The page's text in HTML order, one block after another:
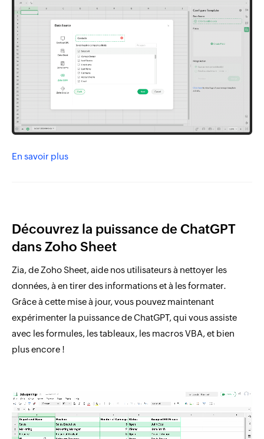
En savoir plus
Découvrez la puissance de ChatGPT
dans Zoho Sheet
Zia, de Zoho Sheet, aide nos utilisateurs à nettoyer les
données, à en tirer des informations et à les formater.
Grâce à cette mise à jour, vous pouvez maintenant
expérimenter la puissance de ChatGPT, qui vous assiste
avec les formules, les tableaux, les macros VBA, et bien
plus encore !